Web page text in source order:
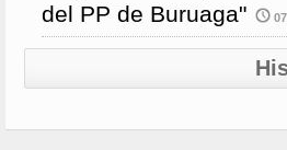
del PP de Buruaga"